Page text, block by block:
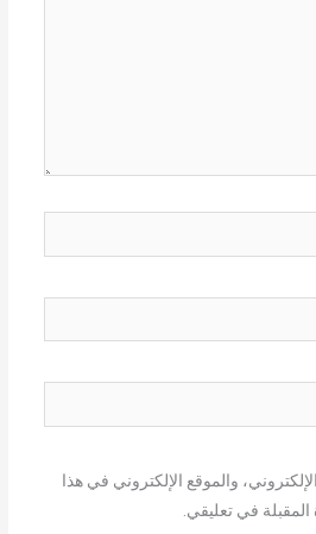
والموقع الإلكتروني في هذا
المقبلة في تعليقي.